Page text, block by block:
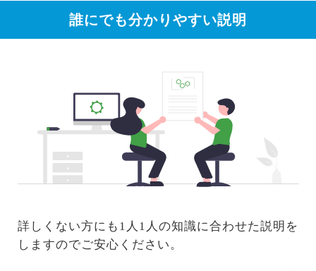
誰にでも分かりやすい説明
詳しくない方にも1人1人の知識に合わせた説明を
しますのでご安心ください。